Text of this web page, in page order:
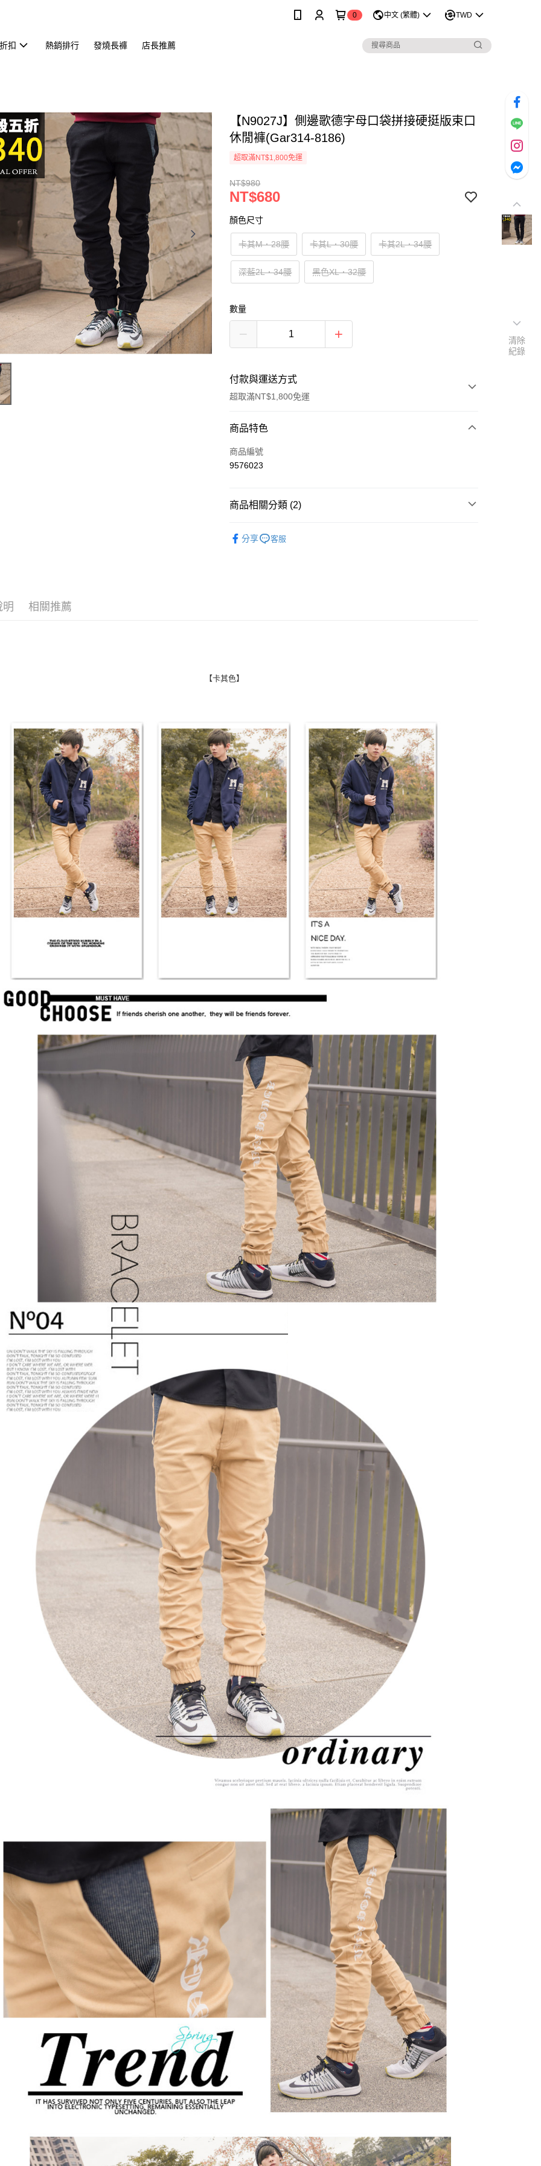
0 中文 (繁體) TWD
扣 熱銷排行 發燒長褲 店長推薦
【N9027J】側邊歌德字母口袋拼接硬挺版束口
休閒褲(Gar314-8186)
超取滿NT$1,800免運
NT$980
NT$680
顏色尺寸
卡其M．28腰 卡其L．30腰 卡其2L．34腰
深藍2L．34腰 黑色XL．32腰
數量
付款與運送方式
超取滿NT$1,800免運
付款方式
信用卡一次付款
街口支付
２．便利：只要手機號碼，簡訊認證，即可結帳。
付」結帳頁面，進行簡訊認證並確認金額後，即可完成結帳。
２．訂單成立數日內，您將收到繳費通知簡訊。
３．收到繳費通知簡訊後14天內，點擊此簡訊中的連結，可透過四大超商
／ATM／網路銀行／等多元方式進行付款，方視為交易完成。
※ 請注意：結帳手續完成當下不需立刻繳費，但若您需要取消訂單，請聯
絡購買商品的店家。未經商家同意取消之訂單仍視為有效，需透過AFTEE
先享後付繳納相關費用。
※ 交易是否成功請以「AFTEE先享後付 」之結帳頁面顯示為準，若有關於
是否繳費成功／繳費後需取消欲退款等相關疑問，請聯繫「AFTEE先享後
付客戶支援中心」
https://netprotections.freshdesk.com/support/home
【注意事項】
１．透過由恩沛科技股份有限公司提供之「AFTEE先享後付」服務完成之
交易，需依本服務之必要範圍內提供個人資料，並將交易相關給付款項請
求債權轉讓予恩沛科技股份有限公司。
２．關於個人資料處理事宜，請瀏覽以下網址：
https://aftee.tw/terms/#terms3
３．未成年的使用者請事先徵得法定代理人或監護人之同意方可使用
「AFTEE先享後付」，若未經同意申辦者引起之損失，本公司不負相關責
４．使用「AFTEE先享後付」時，將依據個別帳號之用戶狀況，依本公司
即時審查核予不同之上限額度；若仍有額度不足之情形，本公司將視審查
５．嚴禁一人註冊多個帳號或使用他人資訊註冊。若發現惡意使用之情
動。
運送方式
先付款後全家取貨
每筆NT$80，滿NT$1,800(含以上)免運費
7-11付款取貨
每筆NT$80，滿NT$1,800(含以上)免運費
先付款後7-11取貨
每筆NT$80，滿NT$1,800(含以上)免運費
宅配
每筆NT$120，滿NT$3,000(含以上)免運費
商品特色
商品編號
9576023
商品相關分類 (2)
分享 客服
明 相關推薦
【卡其色】
清除
紀錄